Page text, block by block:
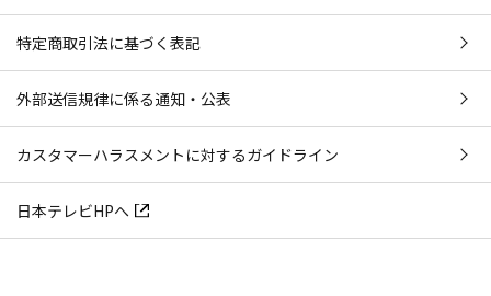
特定商取引法に基づく表記
外部送信規律に係る通知・公表
カスタマーハラスメントに対するガイドライン
日本テレビHPへ